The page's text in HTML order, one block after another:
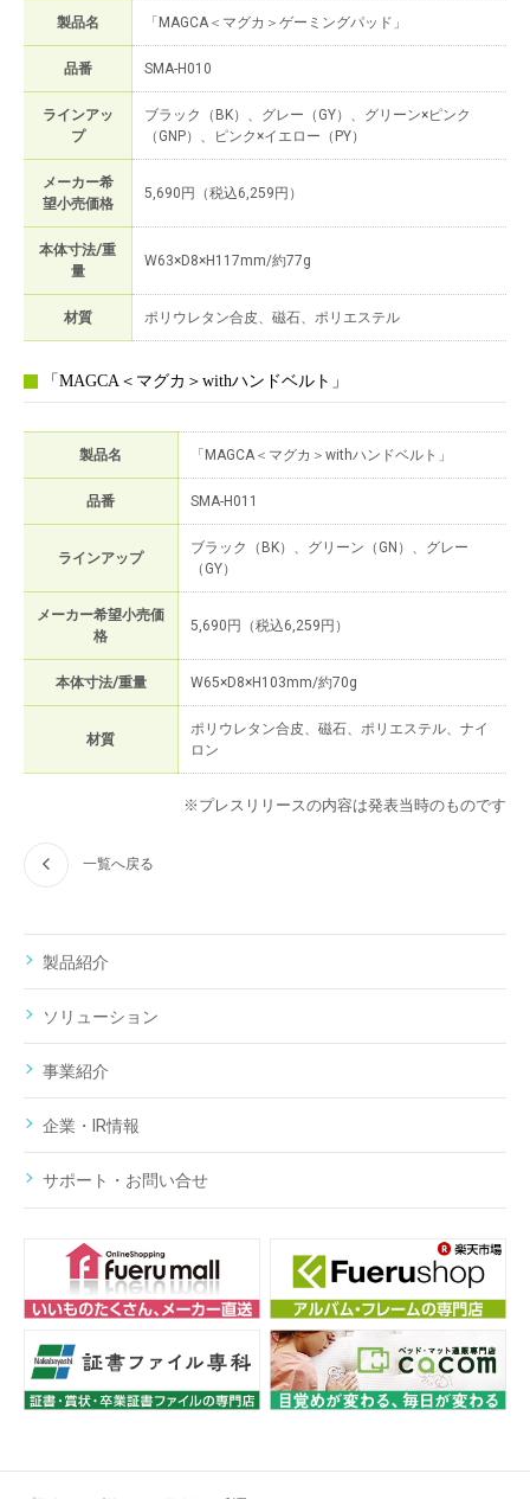
製品名 「MAGCA＜マグカ＞ゲーミングパッド」
品番 SMA-H010
ラインアッ
プ
ブラック（BK）、グレー（GY）、グリーン×ピンク
（GNP）、ピンク×イエロー（PY）
メーカー希
望小売価格
5,690円（税込6,259円）
本体寸法/重
量
W63×D8×H117mm/約77g
材質 ポリウレタン合皮、磁石、ポリエステル
「MAGCA＜マグカ＞withハンドベルト」
製品名 「MAGCA＜マグカ＞withハンドベルト」
品番 SMA-H011
ラインアップ
ブラック（BK）、グリーン（GN）、グレー
（GY）
メーカー希望小売価
格
5,690円（税込6,259円）
本体寸法/重量 W65×D8×H103mm/約70g
材質
ポリウレタン合皮、磁石、ポリエステル、ナイ
ロン
※プレスリリースの内容は発表当時のものです
一覧へ戻る
製品紹介
ソリューション
事業紹介
企業・IR情報
サポート・お問い合せ